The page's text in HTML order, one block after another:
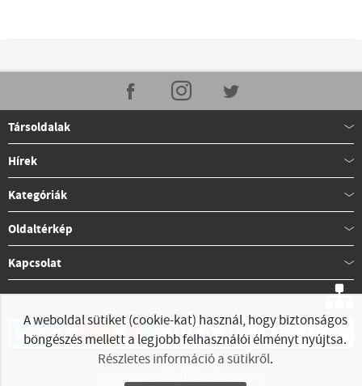
Társoldalak
Hírek
Kategóriák
Oldaltérkép
Kapcsolat
A weboldal sütiket (cookie-kat) használ, hogy biztonságos
böngészés mellett a legjobb felhasználói élményt nyújtsa.
Részletes információ a sütikről.